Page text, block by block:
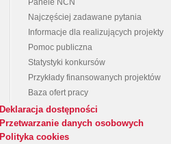
Panele NCN
Najczęściej zadawane pytania
Informacje dla realizujących projekty
Pomoc publiczna
Statystyki konkursów
Przykłady finansowanych projektów
Baza ofert pracy
Deklaracja dostępności
Przetwarzanie danych osobowych
Polityka cookies